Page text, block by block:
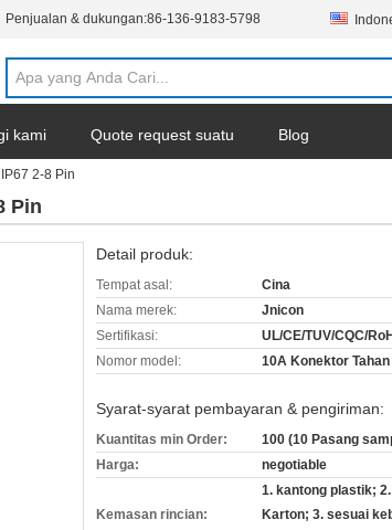
Penjualan & dukungan:86-136-9183-5798
kami Quote request suatu Blog
2-8 Pin
Pin
Detail produk:
Tempat asal:
Cina
Nama merek:
Jnicon
Sertifikasi:
UL/CE/TUV/CQC/
Nomor model:
10A Konektor
Syarat-syarat pembayaran & pengiriman:
Kuantitas min Order:
100 (10 Pasang
Harga:
negotiable
Kemasan rincian:
1. kantong plastik; 2.
Karton; 3. sesuai